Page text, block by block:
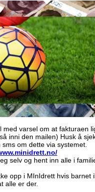
med varsel om at fakturaen
inni den mailen) Husk å
om dette via systemet.
selv og hent inn alle i
opp i MInIdrett hvis barnet
alle er der.